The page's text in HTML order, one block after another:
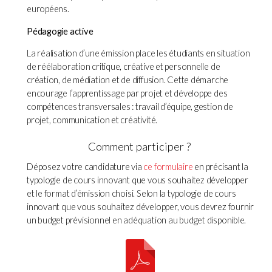
européens.
Pédagogie active
La réalisation d’une émission place les étudiants en situation
de réélaboration critique, créative et personnelle de
création, de médiation et de diffusion. Cette démarche
encourage l’apprentissage par projet et développe des
compétences transversales : travail d’équipe, gestion de
projet, communication et créativité.
Comment participer ?
Déposez votre candidature via ce formulaire en précisant la
typologie de cours innovant que vous souhaitez développer
et le format d’émission choisi. Selon la typologie de cours
innovant que vous souhaitez développer, vous devrez fournir
un budget prévisionnel en adéquation au budget disponible.